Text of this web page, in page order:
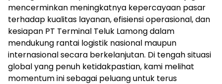
mencerminkan meningkatnya kepercayaan pasar
terhadap kualitas layanan, efisiensi operasional, dan
kesiapan PT Terminal Teluk Lamong dalam
mendukung rantai logistik nasional maupun
internasional secara berkelanjutan. Di tengah situasi
global yang penuh ketidakpastian, kami melihat
momentum ini sebagai peluang untuk terus